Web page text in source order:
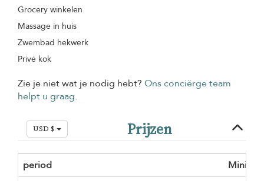
Grocery winkelen
Massage in huis
Zwembad hekwerk
Privé kok
Zie je niet wat je nodig hebt? Ons conciërge team
helpt u graag.
USD $ Prijzen
period